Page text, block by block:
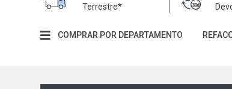
Terrestre*
COMPRAR POR DEPARTAMENTO